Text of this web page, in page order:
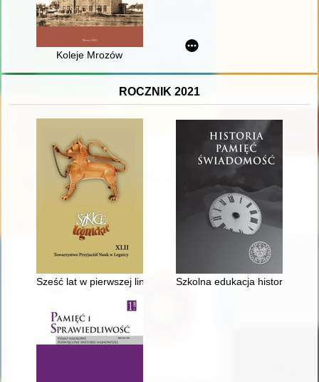
Koleje Mrozów
ROCZNIK 2021
Sześć lat w pierwszej linii, jako zaprzysiężony członek
Szkolna edukacja historyczna